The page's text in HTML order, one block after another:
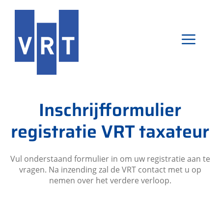
inhoud
Menu
Inschrijfformulier
registratie VRT taxateur
Vul onderstaand formulier in om uw registratie aan te
vragen. Na inzending zal de VRT contact met u op
nemen over het verdere verloop.